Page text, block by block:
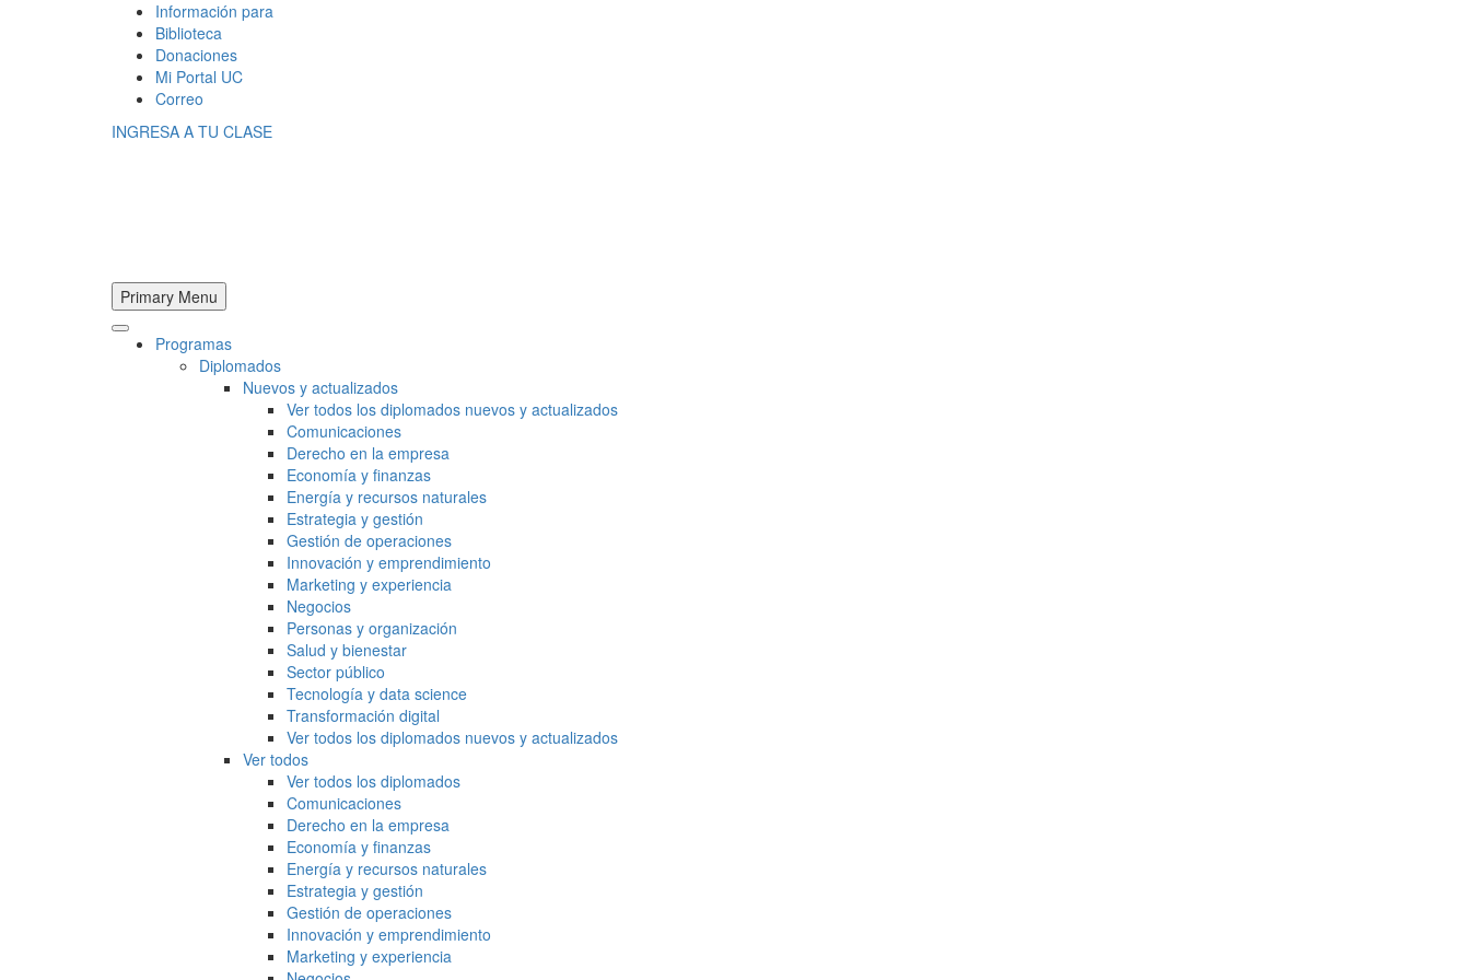
Información para
Biblioteca
Donaciones
Mi Portal UC
Correo
INGRESA A TU CLASE
Primary Menu
Programas
Diplomados
Nuevos y actualizados
Ver todos los diplomados nuevos y actualizados
Comunicaciones
Derecho en la empresa
Economía y finanzas
Energía y recursos naturales
Estrategia y gestión
Gestión de operaciones
Innovación y emprendimiento
Marketing y experiencia
Negocios
Personas y organización
Salud y bienestar
Sector público
Tecnología y data science
Transformación digital
Ver todos los diplomados nuevos y actualizados
Ver todos
Ver todos los diplomados
Comunicaciones
Derecho en la empresa
Economía y finanzas
Energía y recursos naturales
Estrategia y gestión
Gestión de operaciones
Innovación y emprendimiento
Marketing y experiencia